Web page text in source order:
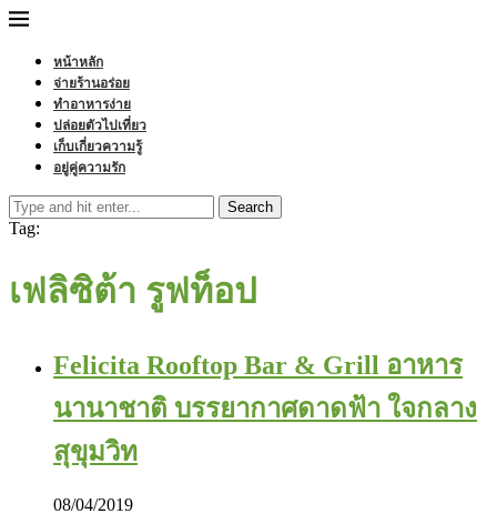
หน้าหลัก
จ่ายร้านอร่อย
ทำอาหารง่าย
ปล่อยตัวไปเที่ยว
เก็บเกี่ยวความรู้
อยู่คู่ความรัก
Search
Tag:
เฟลิซิต้า รูฟท็อป
Felicita Rooftop Bar & Grill อาหาร
นานาชาติ บรรยากาศดาดฟ้า ใจกลาง
สุขุมวิท
08/04/2019